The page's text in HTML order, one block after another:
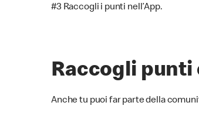
#3 Raccogli i punti nell’App.
Raccogli
Anche tu puoi far parte della